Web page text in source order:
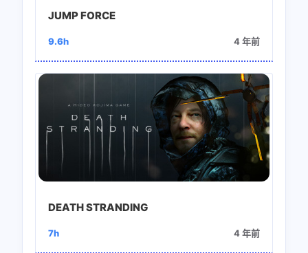
微信 支付宝
JUMP FORCE
9.6h 4 年前
DEATH STRANDING
7h 4 年前